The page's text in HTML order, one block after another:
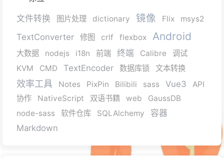
文件转换 图片处理 dictionary 镜像 Flix msys2
TextConverter 修图 crlf flexbox Android
大数据 nodejs i18n 前端 终端 Calibre
调试
KVM
CMD TextEncoder 数据库锁 文本转换
效率工具 Notes PixPin Bilibili sass Vue3
API
协作
NativeScript 双语书籍 web
GaussDB
node-sass
软件仓库 SQLAlchemy
容器
Markdown